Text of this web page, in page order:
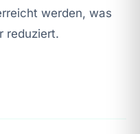
werden, was
reduziert.